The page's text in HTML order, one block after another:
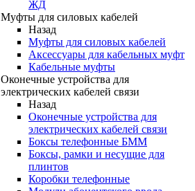
ЖД
Муфты для силовых кабелей
Назад
Муфты для силовых кабелей
Аксессуары для кабельных муфт
Кабельные муфты
Оконечные устройства для
электрических кабелей связи
Назад
Оконечные устройства для
электрических кабелей связи
Боксы телефонные БММ
Боксы, рамки и несущие для
плинтов
Коробки телефонные